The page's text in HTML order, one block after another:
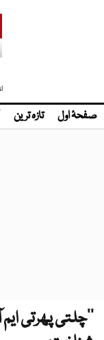
صفحۂ اول تازہ ترین
’’چلتی پھرتی